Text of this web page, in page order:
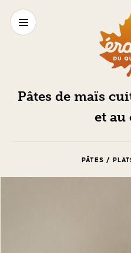
Pâtes de maïs
et
PÂTES /